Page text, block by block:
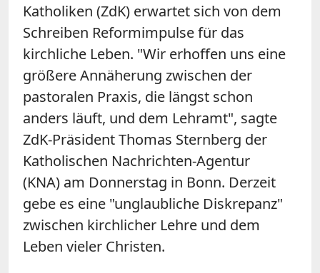
Katholiken (ZdK) erwartet sich von dem
Schreiben Reformimpulse für das
kirchliche Leben. "Wir erhoffen uns eine
größere Annäherung zwischen der
pastoralen Praxis, die längst schon
anders läuft, und dem Lehramt", sagte
ZdK-Präsident Thomas Sternberg der
Katholischen Nachrichten-Agentur
(KNA) am Donnerstag in Bonn. Derzeit
gebe es eine "unglaubliche Diskrepanz"
zwischen kirchlicher Lehre und dem
Leben vieler Christen.